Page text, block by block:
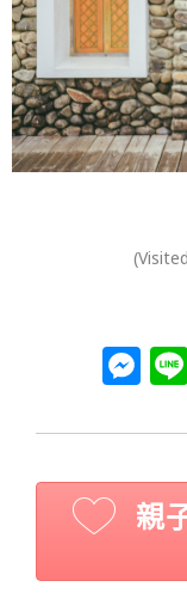
M
ss
e
n
親